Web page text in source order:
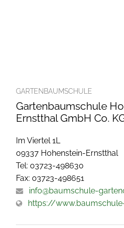
GARTENBAUMSCHULE
Gartenbaumschule
Ernstthal GmbH Co.
Im Viertel 1L
09337 Hohenstein-Ernstthal
Tel: 03723-498630
Fax: 03723-498651
info@baumschule-
https://